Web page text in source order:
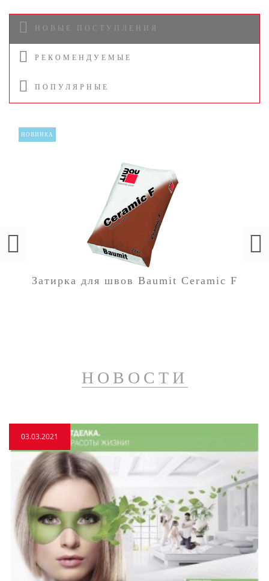
НОВЫЕ ПОСТУПЛЕНИЯ
РЕКОМЕНДУЕМЫЕ
ПОПУЛЯРНЫЕ
НОВИНКА
Затирка для швов Baumit Ceramic F
НОВОСТИ
03.03.2021